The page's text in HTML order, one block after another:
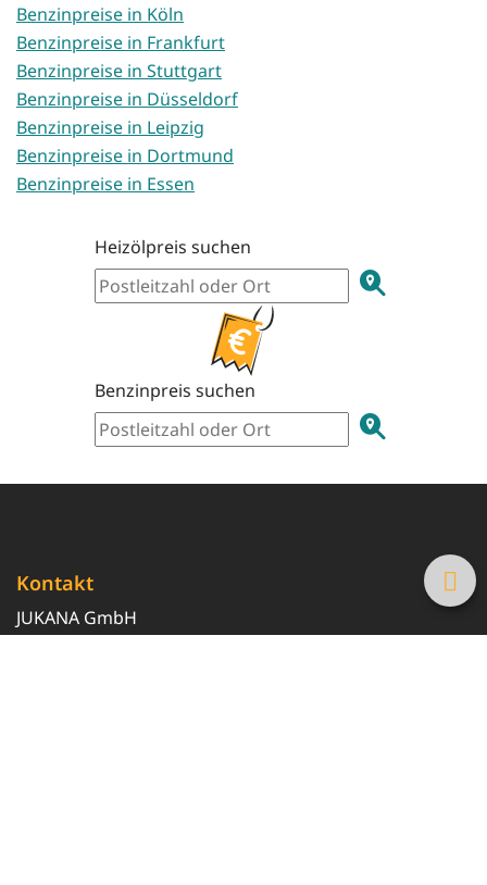
Benzinpreise in Köln
Benzinpreise in Frankfurt
Benzinpreise in Stuttgart
Benzinpreise in Düsseldorf
Benzinpreise in Leipzig
Benzinpreise in Dortmund
Benzinpreise in Essen
Heizölpreis suchen
Benzinpreis suchen
Kontakt
JUKANA GmbH